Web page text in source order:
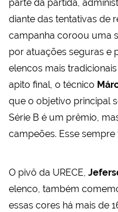
parte da partida,
diante das tentativas de
campanha coroou uma
por atuações seguras e
elencos mais
apito final, o técnico
que o objetivo principal
Série B é um prêmio,
campeões. Esse
O pivô da URECE,
elenco, também
essas cores há mais de